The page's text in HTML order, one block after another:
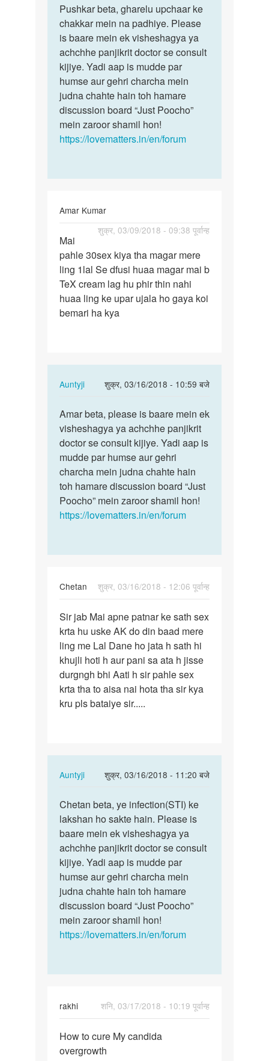
to
Mere
ling
ke
u
peri
skin
par…
by
PUSHKAR
Pushkar
beta,
gharelu…
Pushkar beta, gharelu upchaar ke
chakkar mein na padhiye. Please
is baare mein ek visheshagya ya
achchhe panjikrit doctor se consult
kijiye. Yadi aap is mudde par
humse aur gehri charcha mein
judna chahte hain toh hamare
discussion board “Just Poocho”
mein zaroor shamil hon!
https://lovematters.in/en/forum
Amar Kumar
शुक्र, 03/09/2018 - 09:38 पूर्वान्ह
Mai
pahle
30sex
kiya
tha
…
Mai
pahle 30sex kiya tha magar mere
ling 1lal Se dfusi huaa magar mai b
TeX cream lag hu phir thin nahi
huaa ling ke upar ujala ho gaya koi
bemari ha kya
Auntyji
शुक्र, 03/16/2018 - 10:59 बजे
In
to
Mai
pahle
30sex
kiya
tha
…
by
Amar
beta,
gharelu
upchaar…
Amar beta, please is baare mein ek
visheshagya ya achchhe panjikrit
doctor se consult kijiye. Yadi aap is
mudde par humse aur gehri
charcha mein judna chahte hain
toh hamare discussion board “Just
Poocho” mein zaroor shamil hon!
https://lovematters.in/en/forum
Chetan
शुक्र, 03/16/2018 - 12:06 पूर्वान्ह
Sir
jab
Mai
apne
patnar
ke…
Sir jab Mai apne patnar ke sath sex
krta hu uske AK do din baad mere
ling me Lal Dane ho jata h sath hi
khujli hoti h aur pani sa ata h jisse
durgngh bhi Aati h sir pahle sex
krta tha to aisa nai hota tha sir kya
kru pls bataiye sir.....
Auntyji
शुक्र, 03/16/2018 - 11:20 बजे
In
to
Sir
jab
Mai
apne
patnar
ke…
by
Chetan
Chetan
beta,
ye
infection…
Chetan beta, ye infection(STI) ke
lakshan ho sakte hain. Please is
baare mein ek visheshagya ya
achchhe panjikrit doctor se consult
kijiye. Yadi aap is mudde par
humse aur gehri charcha mein
judna chahte hain toh hamare
discussion board “Just Poocho”
mein zaroor shamil hon!
https://lovematters.in/en/forum
rakhi
शनि, 03/17/2018 - 10:19 पूर्वान्ह
How
to
How to cure My candida
overgrowth